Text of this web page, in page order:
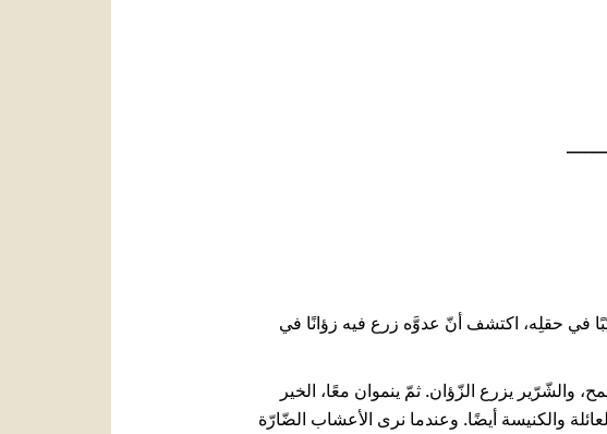
13، 24-43). الزارع الذي زَرَعَ زَرْعًا طيّبًا في حقلِه، اكتشف أنّ عدوَّه زرع فيه زؤانًا في
والشّرّير يزرع الزّؤان. ثمّ ينموان معًا، الخير
والكنيسة أيضًا. وعندما نرى الأعشاب الضّارّة